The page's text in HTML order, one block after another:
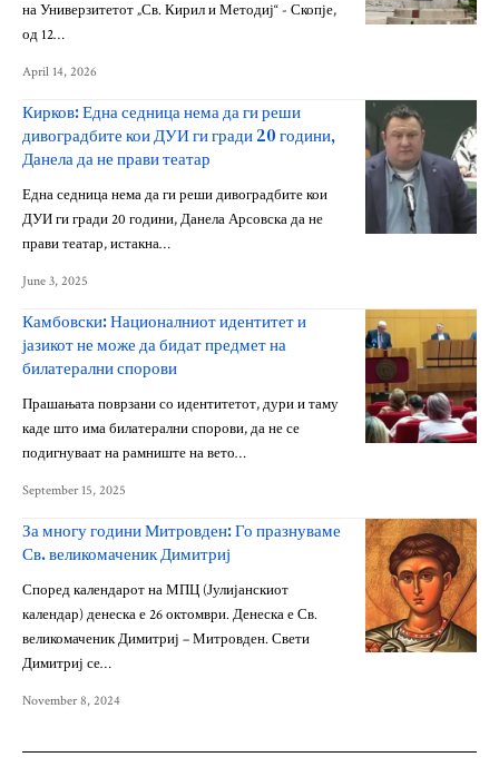
на Универзитетот „Св. Кирил и Методиј“ - Скопје,
од 12…
April 14, 2026
Кирков: Една седница нема да ги реши
дивоградбите кои ДУИ ги гради 20 години,
Данела да не прави театар
Една седница нема да ги реши дивоградбите кои
ДУИ ги гради 20 години, Данела Арсовска да не
прави театар, истакна…
June 3, 2025
Камбовски: Националниот идентитет и
јазикот не може да бидат предмет на
билатерални спорови
Прашањата поврзани со идентитетот, дури и таму
каде што има билатерални спорови, да не се
подигнуваат на рамниште на вето…
September 15, 2025
За многу години Митровден: Го празнуваме
Св. великомаченик Димитриј
Според календарот на МПЦ (Јулијанскиот
календар) денеска е 26 октомври. Денеска е Св.
великомаченик Димитриј – Митровден. Свети
Димитриј се…
November 8, 2024